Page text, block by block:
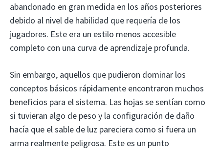
abandonado en gran medida en los años posteriores
debido al nivel de habilidad que requería de los
jugadores. Este era un estilo menos accesible
completo con una curva de aprendizaje profunda.
Sin embargo, aquellos que pudieron dominar los
conceptos básicos rápidamente encontraron muchos
beneficios para el sistema. Las hojas se sentían como
si tuvieran algo de peso y la configuración de daño
hacía que el sable de luz pareciera como si fuera un
arma realmente peligrosa. Este es un punto